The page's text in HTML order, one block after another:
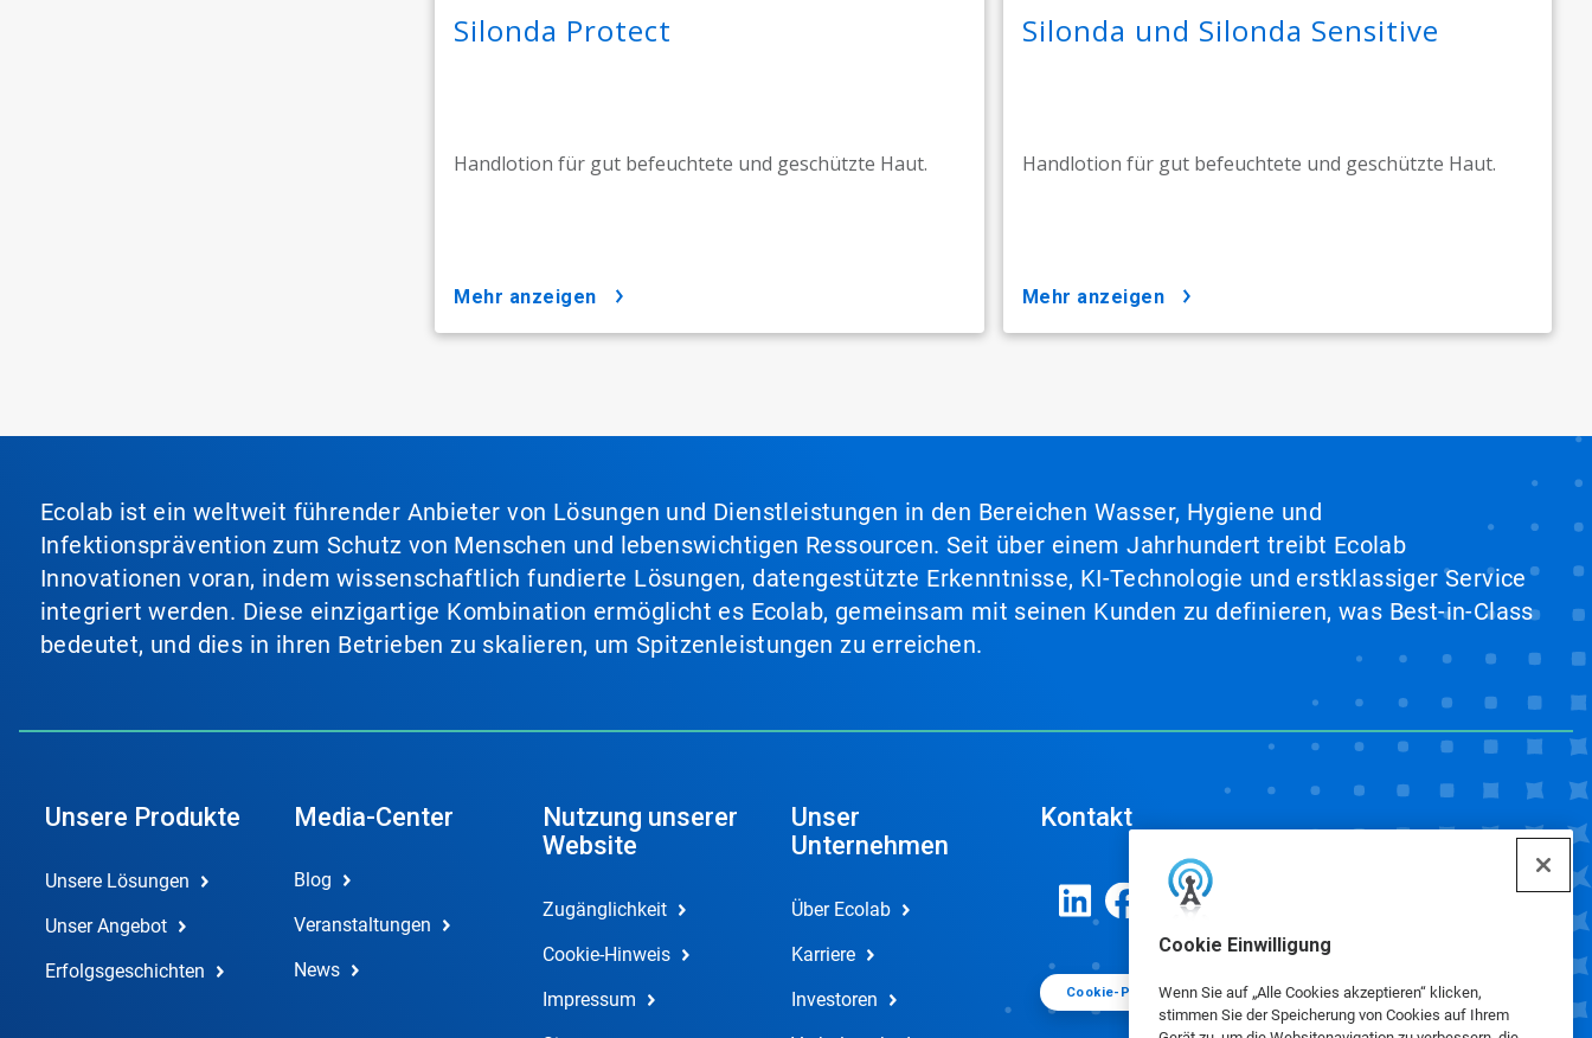
Cookie Einwilligung
Wenn Sie auf „Alle Cookies akzeptieren“ klicken,
stimmen Sie der Speicherung von Cookies auf Ihrem
Silonda Protect
Handlotion für gut befeuchtete und geschützte Haut.
mehr anzeigen
Silonda und Silonda Sensitive
Handlotion für gut befeuchtete und geschützte Haut.
mehr anzeigen
Ecolab ist ein weltweit führender Anbieter von Lösungen und Dienstleistungen in den Bereichen Wasser, Hygiene und
Infektionsprävention zum Schutz von Menschen und lebenswichtigen Ressourcen. Seit über einem Jahrhundert treibt Ecolab
Innovationen voran, indem wissenschaftlich fundierte Lösungen, datengestützte Erkenntnisse, KI-Technologie und erstklassiger Service
integriert werden. Diese einzigartige Kombination ermöglicht es Ecolab, gemeinsam mit seinen Kunden zu definieren, was Best-in-Class
bedeutet, und dies in ihren Betrieben zu skalieren, um Spitzenleistungen zu erreichen.
Unsere Produkte
Unsere Lösungen
Unser Angebot
Erfolgsgeschichten
Media-Center
Blog
Veranstaltungen
News
Nutzung unserer
Website
Zugänglichkeit
Cookie-Hinweis
Impressum
Unser
Unternehmen
Über Ecolab
Karriere
Investoren
Kontakt
Cookie-Präferenzen